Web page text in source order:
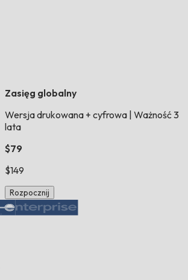
Zasięg globalny
Wersja drukowana + cyfrowa Ważność 3
lata
$79
$149
Rozpocznij